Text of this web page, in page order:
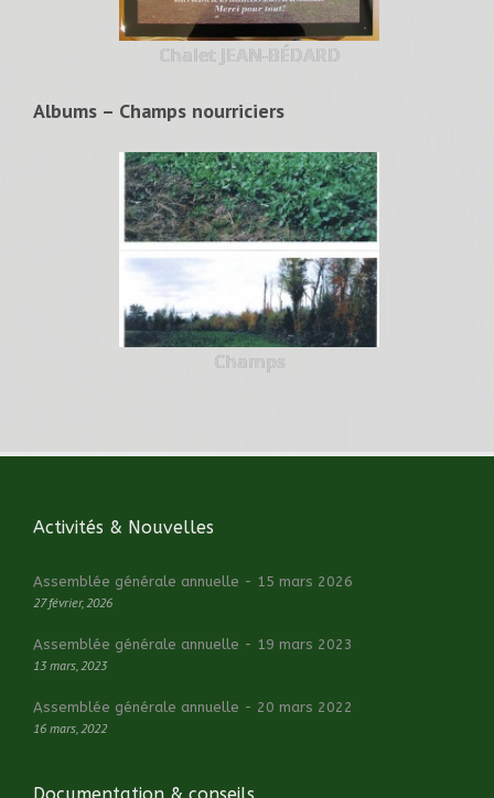
Chalet JEAN-BÉDARD
Albums – Champs nourriciers
Champs
Activités & Nouvelles
Assemblée générale annuelle - 15 mars 2026
27 février, 2026
Assemblée générale annuelle - 19 mars 2023
13 mars, 2023
Assemblée générale annuelle - 20 mars 2022
16 mars, 2022
Documentation & conseils